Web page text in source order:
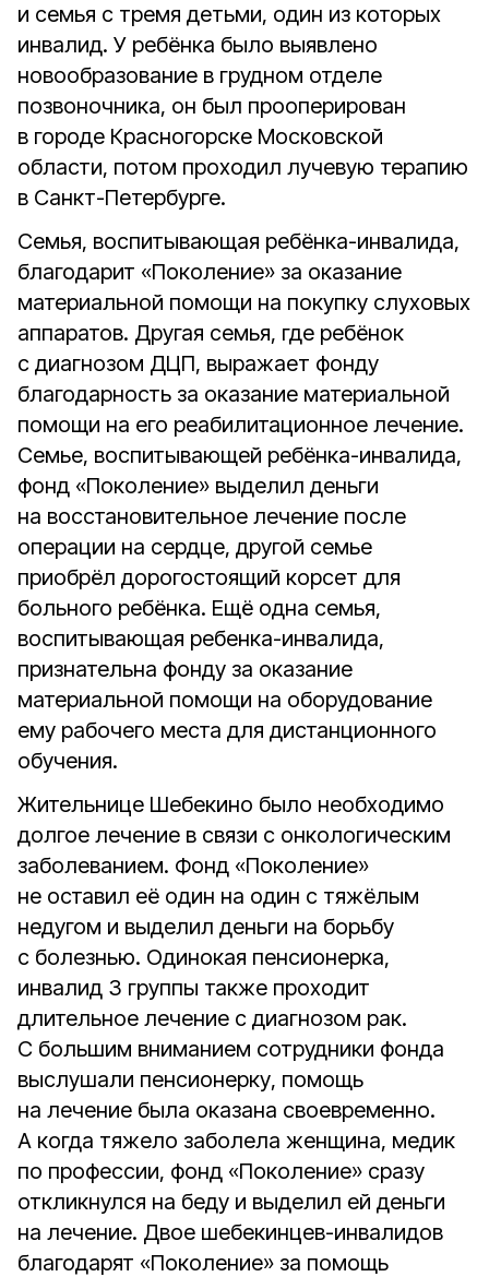
и семья с тремя детьми, один из которых
инвалид. У ребёнка было выявлено
новообразование в грудном отделе
позвоночника, он был прооперирован
в городе Красногорске Московской
области, потом проходил лучевую терапию
в Санкт-Петербурге.
Семья, воспитывающая ребёнка-инвалида,
благодарит «Поколение» за оказание
материальной помощи на покупку слуховых
аппаратов. Другая семья, где ребёнок
с диагнозом ДЦП, выражает фонду
благодарность за оказание материальной
помощи на его реабилитационное лечение.
Семье, воспитывающей ребёнка-инвалида,
фонд «Поколение» выделил деньги
на восстановительное лечение после
операции на сердце, другой семье
приобрёл дорогостоящий корсет для
больного ребёнка. Ещё одна семья,
воспитывающая ребенка-инвалида,
признательна фонду за оказание
материальной помощи на оборудование
ему рабочего места для дистанционного
обучения.
Жительнице Шебекино было необходимо
долгое лечение в связи с онкологическим
заболеванием. Фонд «Поколение»
не оставил её один на один с тяжёлым
недугом и выделил деньги на борьбу
с болезнью. Одинокая пенсионерка,
инвалид 3 группы также проходит
длительное лечение с диагнозом рак.
С большим вниманием сотрудники фонда
выслушали пенсионерку, помощь
на лечение была оказана своевременно.
А когда тяжело заболела женщина, медик
по профессии, фонд «Поколение» сразу
откликнулся на беду и выделил ей деньги
на лечение. Двое шебекинцев-инвалидов
благодарят «Поколение» за помощь